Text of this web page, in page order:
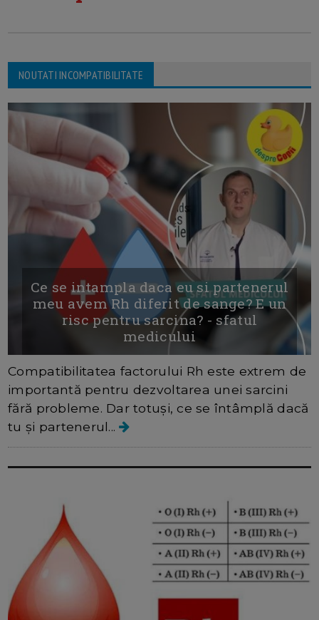
NOUTATI INCOMPATIBILITATE
Ce se intampla daca eu si partenerul
meu avem Rh diferit de sange? E un
risc pentru sarcina? - sfatul
medicului
Compatibilitatea factorului Rh este extrem de
importantă pentru dezvoltarea unei sarcini
fără probleme. Dar totuși, ce se întâmplă dacă
tu și partenerul...